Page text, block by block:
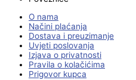
O nama
Načini plaćanja
Dostava i preuzimanje
Uvjeti poslovanja
Izjava o privatnosti
Pravila o kolačićima
Prigovor kupca